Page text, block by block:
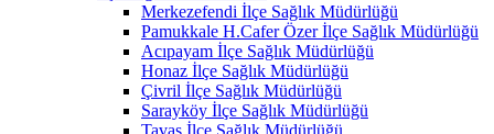
Merkezefendi İlçe Sağlık Müdürlüğü
Pamukkale H.Cafer Özer İlçe Sağlık Müdürlüğü
Acıpayam İlçe Sağlık Müdürlüğü
Honaz İlçe Sağlık Müdürlüğü
Çivril İlçe Sağlık Müdürlüğü
Sarayköy İlçe Sağlık Müdürlüğü
Tavas İlçe Sağlık Müdürlüğü